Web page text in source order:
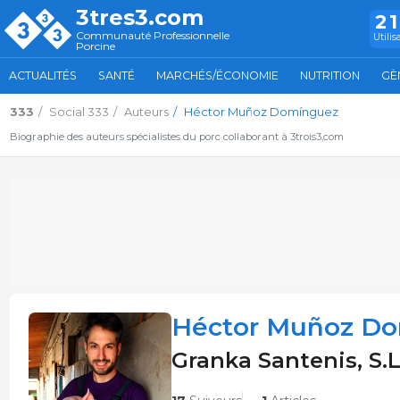
3tres3.com
Communauté Professionnelle
Porcine
ACTUALITÉS SANTÉ MARCHÉS/ÉCONOMIE NUTRITION
333 Social 333 Auteurs Héctor Muñoz Domínguez
Biographie des auteurs spécialistes du porc collaborant à 3trois3,com
Héctor Muñoz
Granka Santenis,